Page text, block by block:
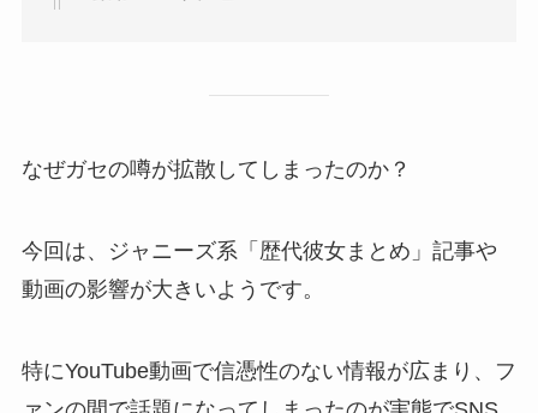
なぜガセの噂が拡散してしまったのか？
今回は、ジャニーズ系「歴代彼女まとめ」記事や
動画の影響が大きいようです。
特にYouTube動画で信憑性のない情報が広まり、フ